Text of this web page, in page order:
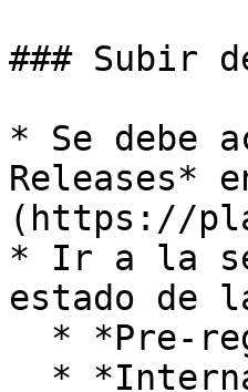
### Subir
* Se debe
Releases*
(https://
* Ir a la
estado de